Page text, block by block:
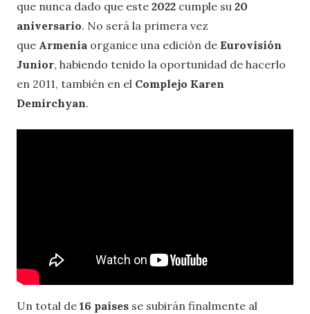
que nunca dado que este 2022 cumple su 20
aniversario. No será la primera vez
que Armenia organice una edición de Eurovisión
Junior, habiendo tenido la oportunidad de hacerlo
en 2011, también en el Complejo Karen
Demirchyan.
Un total de 16 países se subirán finalmente al